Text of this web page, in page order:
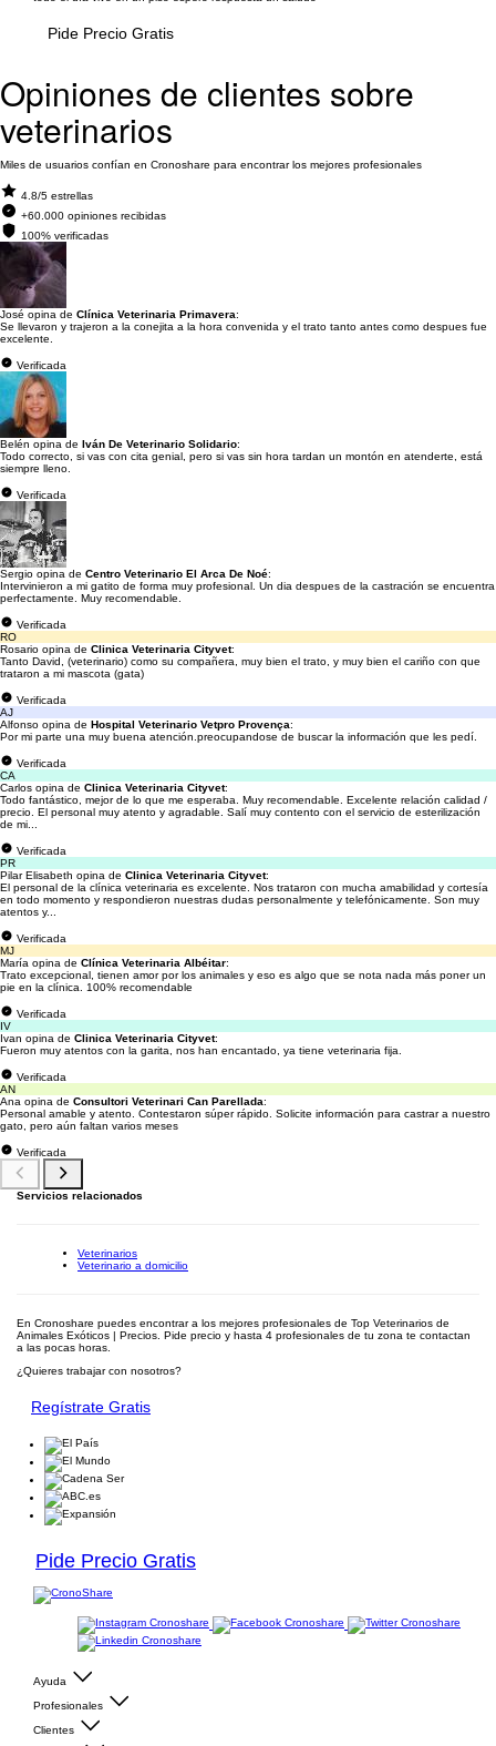
Pide Precio Gratis
Opiniones de clientes sobre
veterinarios
Miles de usuarios confían en Cronoshare para encontrar los mejores profesionales
4.8/5 estrellas
+60.000 opiniones recibidas
100% verificadas
José opina de Clínica Veterinaria Primavera:
Se llevaron y trajeron a la conejita a la hora convenida y el trato tanto antes como despues fue
excelente.
Verificada
Belén opina de Iván De Veterinario Solidario:
Todo correcto, si vas con cita genial, pero si vas sin hora tardan un montón en atenderte, está
siempre lleno.
Verificada
Sergio opina de Centro Veterinario El Arca De Noé:
Intervinieron a mi gatito de forma muy profesional. Un dia despues de la castración se encuentra
perfectamente. Muy recomendable.
Verificada
RO
Rosario opina de Clinica Veterinaria Cityvet:
Tanto David, (veterinario) como su compañera, muy bien el trato, y muy bien el cariño con que
trataron a mi mascota (gata)
Verificada
AJ
Alfonso opina de Hospital Veterinario Vetpro Provença:
Por mi parte una muy buena atención.preocupandose de buscar la información que les pedí.
Verificada
CA
Carlos opina de Clinica Veterinaria Cityvet:
Todo fantástico, mejor de lo que me esperaba. Muy recomendable. Excelente relación calidad /
precio. El personal muy atento y agradable. Salí muy contento con el servicio de esterilización
de mi...
Verificada
PR
Pilar Elisabeth opina de Clinica Veterinaria Cityvet:
El personal de la clínica veterinaria es excelente. Nos trataron con mucha amabilidad y cortesía
en todo momento y respondieron nuestras dudas personalmente y telefónicamente. Son muy
atentos y...
Verificada
MJ
María opina de Clínica Veterinaria Albéitar:
Trato excepcional, tienen amor por los animales y eso es algo que se nota nada más poner un
pie en la clínica. 100% recomendable
Verificada
IV
Ivan opina de Clinica Veterinaria Cityvet:
Fueron muy atentos con la garita, nos han encantado, ya tiene veterinaria fija.
Verificada
AN
Ana opina de Consultori Veterinari Can Parellada:
Personal amable y atento. Contestaron súper rápido. Solicite información para castrar a nuestro
gato, pero aún faltan varios meses
Verificada
Servicios relacionados
Veterinarios
Veterinario a domicilio
En Cronoshare puedes encontrar a los mejores profesionales de Top Veterinarios de
Animales Exóticos | Precios. Pide precio y hasta 4 profesionales de tu zona te contactan
a las pocas horas.
¿Quieres trabajar con nosotros?
Regístrate Gratis
Pide Precio Gratis
Ayuda
Profesionales
Clientes